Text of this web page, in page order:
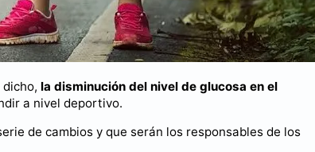
la disminución del nivel de glucosa en el
a nivel deportivo.
de cambios y que serán los responsables de los